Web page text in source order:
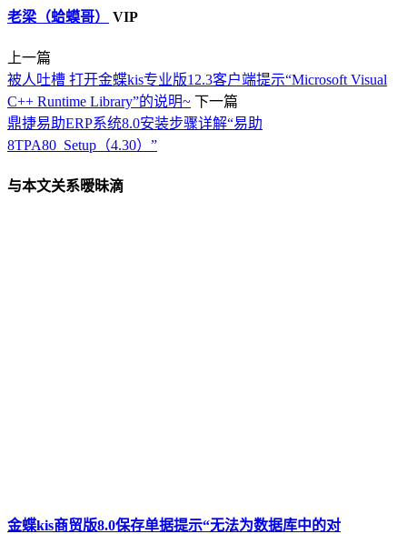
老梁（蛤蟆哥） VIP
上一篇
被人吐槽 打开金蝶kis专业版12.3客户端提示“Microsoft Visual
C++ Runtime Library”的说明~ 下一篇
鼎捷易助ERP系统8.0安装步骤详解“易助
8TPA80_Setup（4.30）”
与本文关系暧昧滴
金蝶kis商贸版8.0保存单据提示“无法为数据库中的对